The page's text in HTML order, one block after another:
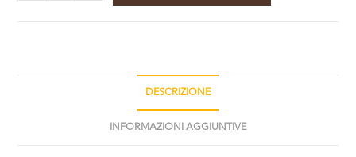
DESCRIZIONE
INFORMAZIONI AGGIUNTIVE